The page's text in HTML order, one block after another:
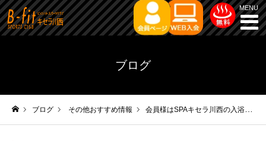
ブログ
ブログ その他おすすめ情報 会員様はSPAキセラ川西の入浴が無料に！